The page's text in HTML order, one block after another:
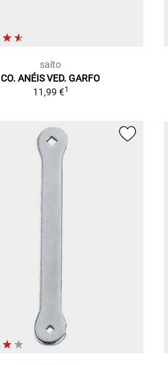
saito
CO. ANÉIS VED. GARFO
11,99 €1